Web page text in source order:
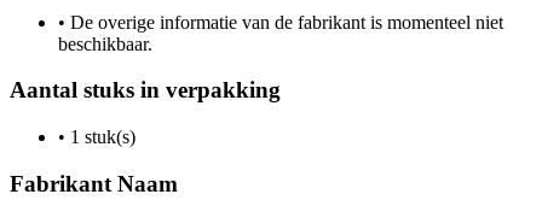
• De overige informatie van de fabrikant is momenteel niet
beschikbaar.
Aantal stuks in verpakking
• 1 stuk(s)
Fabrikant Naam